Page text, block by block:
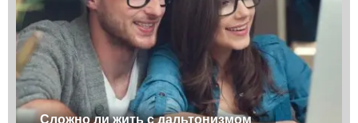
Сложно ли жить с дальтонизмом